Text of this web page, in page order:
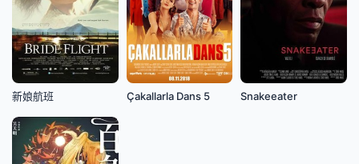
新娘航班 Çakallarla Dans 5 Snakeeater